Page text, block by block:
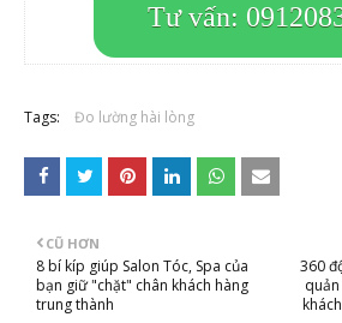
Tư vấn:
Tags: Đo lường hài lòng
360
CŨ HƠN
8 bí kíp giúp Salon Tóc, Spa của
bạn giữ "chặt" chân khách hàng
trung thành